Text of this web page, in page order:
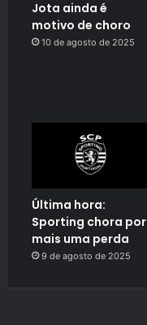
Jota ainda é
motivo de choro
10 de agosto de 2025
Última hora:
Sporting chora por
mais uma perda
9 de agosto de 2025